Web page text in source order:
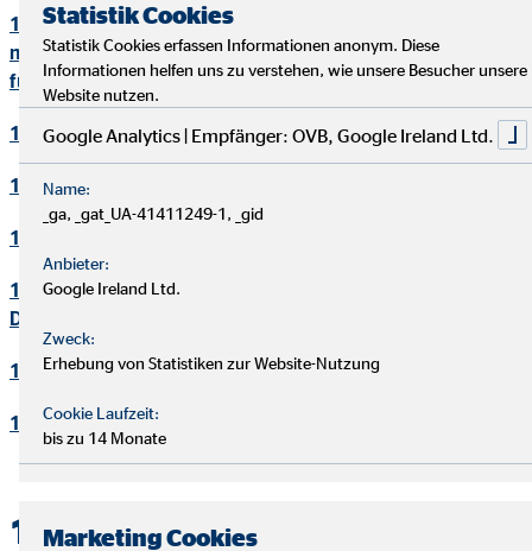
12. Informationen zum Datenschutz und rechtlich
notwendige Informationen beim Einsatz des Service "Zoom"
für Videokonferenzen
13. Löschung von Daten
14. Präsenzen in sozialen Netzwerken
15. Plugins und eingebettete Funktionen sowie Inhalte
16. Änderung und Aktualisierung der
Datenschutzerklärung
17. Rechte der betroffenen Personen
18. Begriffsdefinitionen
1. Verantwortlicher
Statistik Cookies
Statistik Cookies erfassen Informationen anonym. Diese
Informationen helfen uns zu verstehen, wie unsere Besucher unsere
Website nutzen.
Google Analytics | Empfänger: OVB, Google Ireland Ltd.
Name:
_ga, _gat_UA-41411249-1, _gid
Anbieter:
Google Ireland Ltd.
Zweck:
Erhebung von Statistiken zur Website-Nutzung
Cookie Laufzeit:
bis zu 14 Monate
Marketing Cookies